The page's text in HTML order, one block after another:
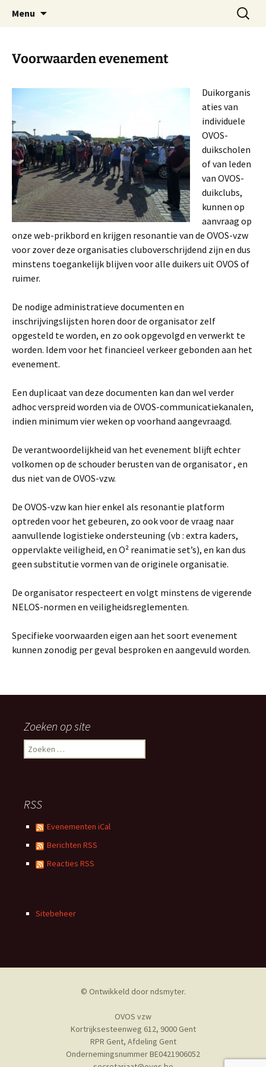
OVOS
Oost-Vlaamse Vereniging voor
Onderwateronderzoek en -Sport
Menu
Zoeken
naar:
Voorwaarden evenement
Duikorganis
aties van
individuele
OVOS-
duikscholen
of van leden
van OVOS-
duikclubs,
kunnen op
aanvraag op
onze web-prikbord en krijgen resonantie van de OVOS-vzw
voor zover deze organisaties cluboverschrijdend zijn en dus
minstens toegankelijk blijven voor alle duikers uit OVOS of
ruimer.
De nodige administratieve documenten en
inschrijvingslijsten horen door de organisator zelf
opgesteld te worden, en zo ook opgevolgd en verwerkt te
worden. Idem voor het financieel verkeer gebonden aan het
evenement.
Een duplicaat van deze documenten kan dan wel verder
adhoc verspreid worden via de OVOS-communicatiekanalen,
indien minimum vier weken op voorhand aangevraagd.
De verantwoordelijkheid van het evenement blijft echter
volkomen op de schouder berusten van de organisator , en
dus niet van de OVOS-vzw.
De OVOS-vzw kan hier enkel als resonantie platform
optreden voor het gebeuren, zo ook voor de vraag naar
aanvullende logistieke ondersteuning (vb : extra kaders,
oppervlakte veiligheid, en O² reanimatie set’s), en kan dus
geen substitutie vormen van de originele organisatie.
De organisator respecteert en volgt minstens de vigerende
NELOS-normen en veiligheidsreglementen.
Specifieke voorwaarden eigen aan het soort evenement
kunnen zonodig per geval besproken en aangevuld worden.
Zoeken op site
Zoeken
naar:
RSS
Evenementen iCal
Berichten RSS
Reacties RSS
Sitebeheer
© Ontwikkeld doorndsmyter.
OVOS vzw
Kortrijksesteenweg 612, 9000 Gent
RPR Gent, Afdeling Gent
Ondernemingsnummer BE0421906052